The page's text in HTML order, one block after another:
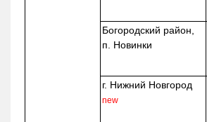
Богородский район,
п. Новинки
г. Нижний Новгород
new